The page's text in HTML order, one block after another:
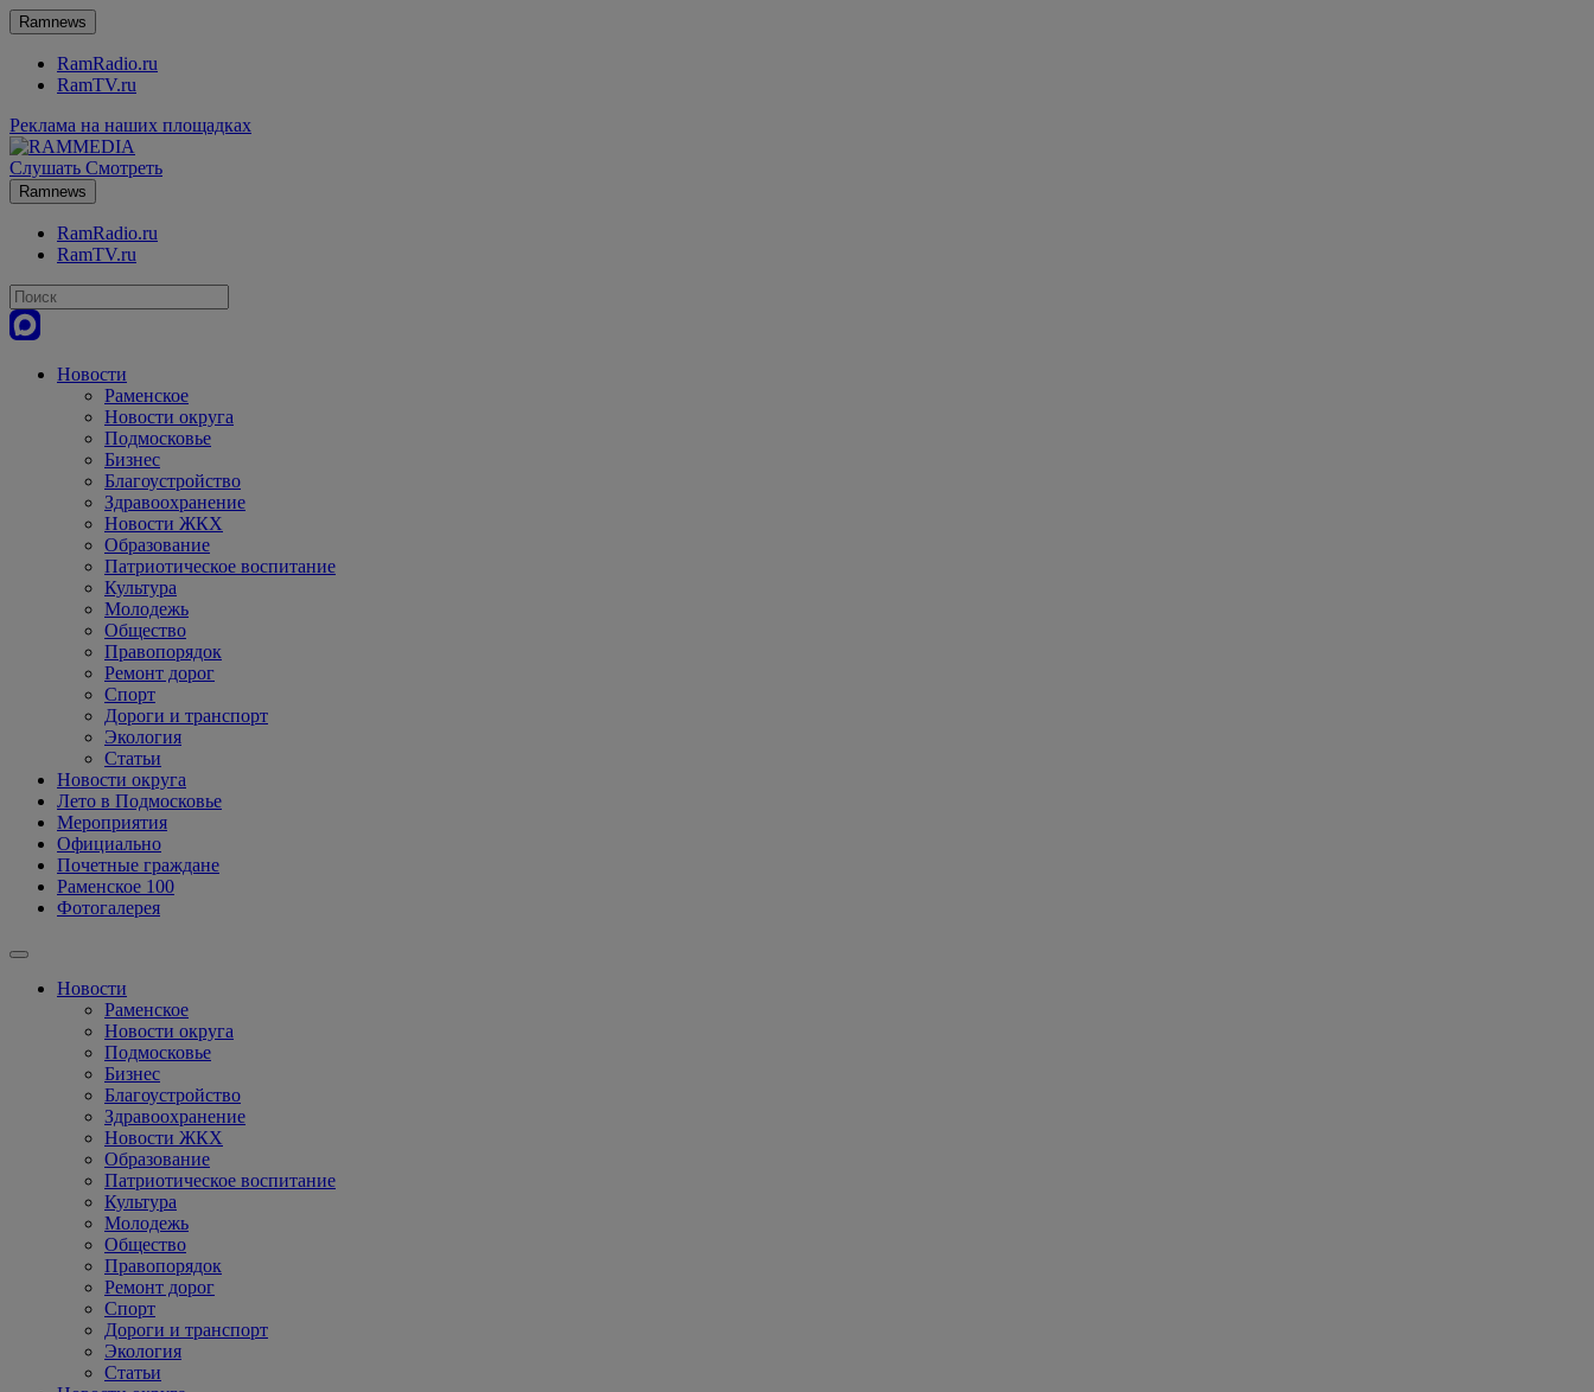
Ramnews
RamRadio.ru
RamTV.ru
Реклама на наших площадках
Слушать Смотреть
Ramnews
RamRadio.ru
RamTV.ru
Новости
Раменское
Новости округа
Подмосковье
Бизнес
Благоустройство
Здравоохранение
Новости ЖКХ
Образование
Патриотическое воспитание
Культура
Молодежь
Общество
Правопорядок
Ремонт дорог
Спорт
Дороги и транспорт
Экология
Статьи
Новости округа
Лето в Подмосковье
Мероприятия
Официально
Почетные граждане
Раменское 100
Фотогалерея
Новости
Раменское
Новости округа
Подмосковье
Бизнес
Благоустройство
Здравоохранение
Новости ЖКХ
Образование
Патриотическое воспитание
Культура
Молодежь
Общество
Правопорядок
Ремонт дорог
Спорт
Дороги и транспорт
Экология
Статьи